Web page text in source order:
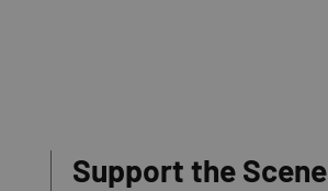
Support the Scene